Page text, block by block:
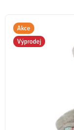
Akce
Výprodej